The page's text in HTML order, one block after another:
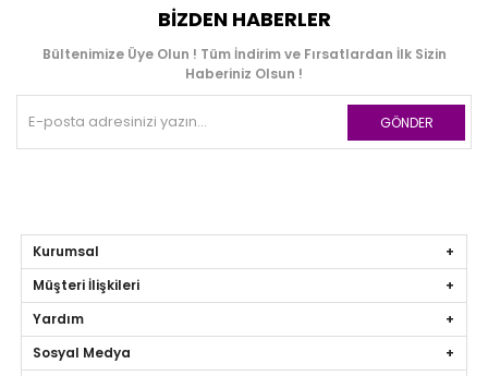
BIZDEN HABERLER
Bültenimize Üye Olun ! Tüm İndirim ve Fırsatlardan İlk Sizin
Haberiniz Olsun !
GÖNDER
Kurumsal
Müşteri İlişkileri
Yardım
Sosyal Medya